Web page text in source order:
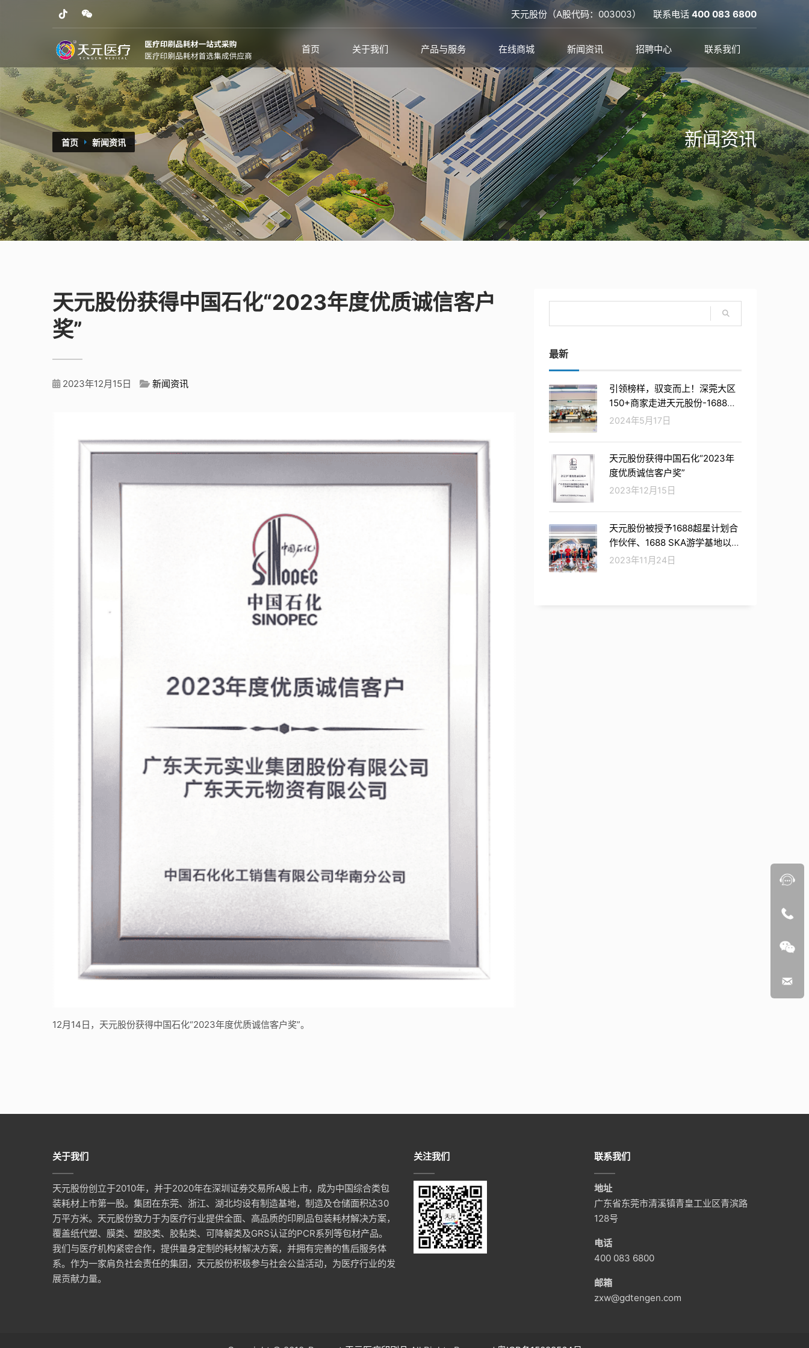
天元股份（A股代码：003003） 联系电话 400 083 6800
首页 关于我们 产品与服务 在线商城 新闻资讯 招聘中心 联系我们
首页 新闻资讯 新闻资讯
天元股份获得中国石化“2023年度优质诚信客户
奖”
2023年12月15日 新闻资讯
12月14日，天元股份获得中国石化“2023年度优质诚信客户奖”。
最新
引领榜样，驭变而上！深莞大区
150+商家走进天元股份-1688印
刷包装 耗材标杆工厂
2024年5月17日
天元股份获得中国石化“2023年
度优质诚信客户奖”
2023年12月15日
天元股份被授予1688超星计划合
作伙伴、1688 SKA游学基地以及
超星俱乐部东莞分部会长单位
2023年11月24日
关于我们
天元股份创立于2010年，并于2020年在深圳证券交易所A股上市，成为中国综合类包
装耗材上市第一股。集团在东莞、浙江、湖北均设有制造基地，制造及仓储面积达30
万平方米。天元股份致力于为医疗行业提供全面、高品质的印刷品包装耗材解决方案，
覆盖纸代塑、膜类、塑胶类、胶黏类、可降解类及GRS认证的PCR系列等包材产品。
我们与医疗机构紧密合作，提供量身定制的耗材解决方案，并拥有完善的售后服务体
系。作为一家肩负社会责任的集团，天元股份积极参与社会公益活动，为医疗行业的发
展贡献力量。
关注我们 联系我们
地址
广东省东莞市清溪镇青皇工业区青滨路
128号
电话
400 083 6800
邮箱
zxw@gdtengen.com